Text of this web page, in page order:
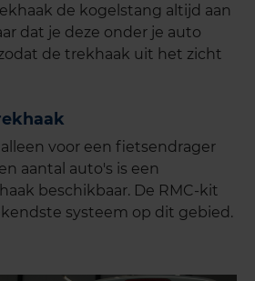
de kogelstang altijd aan
dat je deze onder je auto
de trekhaak uit het zicht
voor een fietsendrager
aantal auto's is een
beschikbaar. De RMC-kit
systeem op dit gebied.